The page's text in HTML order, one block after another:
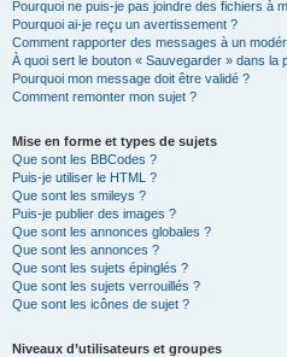
Pourquoi ne puis-je pas joindre des fichiers à
Pourquoi ai-je reçu un avertissement ?
Comment rapporter des messages à un
À quoi sert le bouton « Sauvegarder » dans la
Pourquoi mon message doit être validé ?
Comment remonter mon sujet ?
Mise en forme et types de sujets
Que sont les BBCodes ?
Puis-je utiliser le HTML ?
Que sont les smileys ?
Puis-je publier des images ?
Que sont les annonces globales ?
Que sont les annonces ?
Que sont les sujets épinglés ?
Que sont les sujets verrouillés ?
Que sont les icônes de sujet ?
Niveaux d’utilisateurs et groupes